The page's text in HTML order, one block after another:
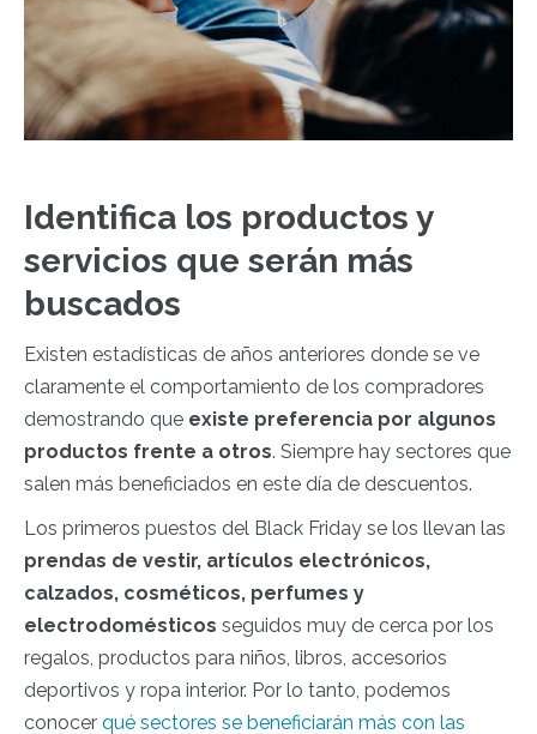
Identifica los productos y
servicios que serán más
buscados
Existen estadísticas de años anteriores donde se ve
claramente el comportamiento de los compradores
demostrando que existe preferencia por algunos
productos frente a otros. Siempre hay sectores que
salen más beneficiados en este día de descuentos.
Los primeros puestos del Black Friday se los llevan las
prendas de vestir, artículos electrónicos,
calzados, cosméticos, perfumes y
electrodomésticos seguidos muy de cerca por los
regalos, productos para niños, libros, accesorios
deportivos y ropa interior. Por lo tanto, podemos
conocer qué sectores se beneficiarán más con las